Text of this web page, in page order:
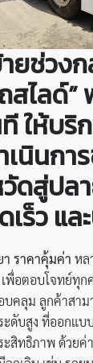
ยช่วง
สไลด์
ให้บริ
เนินกา
ดสู่ปล
เร็ว แ
ราคาคุ้มค่า หล
พื่อตอบโจทย์ทุก
บคลุม ลูกค้าสาม
ะดับสูง ที่ออกแ
สิทธิภาพ ด้วยค่